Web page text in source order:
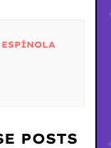
ESPÍNOLA
POSTS